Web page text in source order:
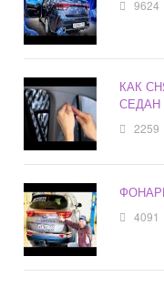
9624
КАК
СЕДАН
2259
4091